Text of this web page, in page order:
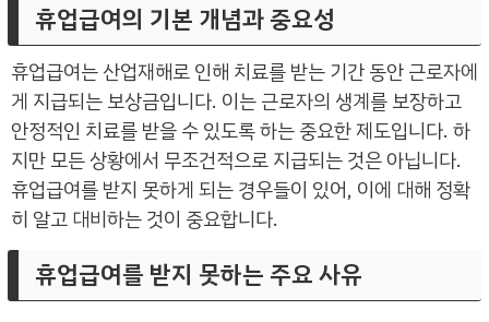
휴업급여의 기본 개념과 중요성
휴업급여는 산업재해로 인해 치료를 받는 기간 동안 근로자에
게 지급되는 보상금입니다. 이는 근로자의 생계를 보장하고
안정적인 치료를 받을 수 있도록 하는 중요한 제도입니다. 하
지만 모든 상황에서 무조건적으로 지급되는 것은 아닙니다.
휴업급여를 받지 못하게 되는 경우들이 있어, 이에 대해 정확
히 알고 대비하는 것이 중요합니다.
휴업급여를 받지 못하는 주요 사유